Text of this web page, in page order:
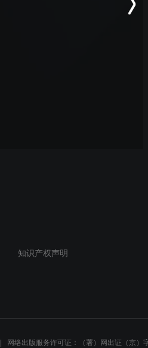
知识产权声明
网络出版服务许可证：（署）网出证（京）